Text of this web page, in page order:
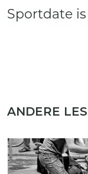
Sportdate
ANDERE